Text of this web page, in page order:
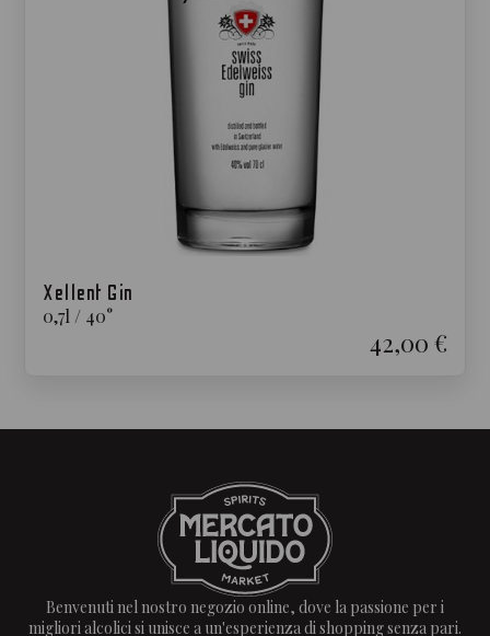
Xellent Gin
0,7l / 40°
42,00 €
Benvenuti nel nostro negozio online, dove la passione per i
migliori alcolici si unisce a un'esperienza di shopping senza pari.